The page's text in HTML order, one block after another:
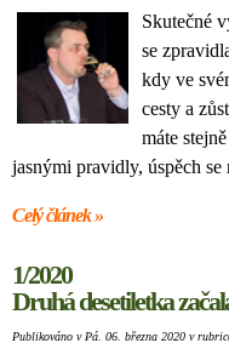
Skutečné
se
kdy ve
cesty a
máte
jasnými pravidly, úspěch se
Celý článek »
1/2020
Druhá desetiletka
Publikováno v Pá. 06. března 2020 v